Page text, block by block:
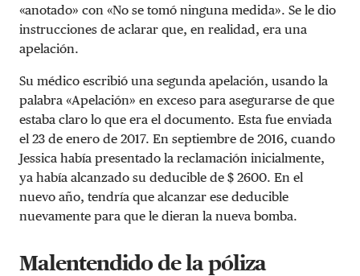
«anotado» con «No se tomó ninguna medida». Se le dio
instrucciones de aclarar que, en realidad, era una
apelación.
Su médico escribió una segunda apelación, usando la
palabra «Apelación» en exceso para asegurarse de que
estaba claro lo que era el documento. Esta fue enviada
el 23 de enero de 2017. En septiembre de 2016, cuando
Jessica había presentado la reclamación inicialmente,
ya había alcanzado su deducible de $ 2600. En el
nuevo año, tendría que alcanzar ese deducible
nuevamente para que le dieran la nueva bomba.
Malentendido de la póliza